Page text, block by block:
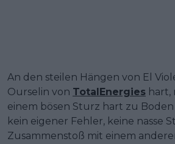
An den steilen Hängen von El
Ourselin von TotalEnergies hart,
einem bösen Sturz hart zu
kein eigener Fehler, keine nasse
Zusammenstoß mit einem